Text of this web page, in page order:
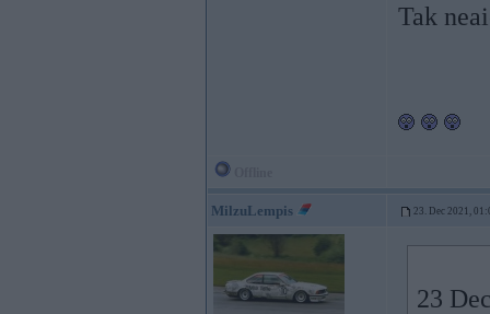
Tak
MilzuLempis 23. Dec 2021,
23